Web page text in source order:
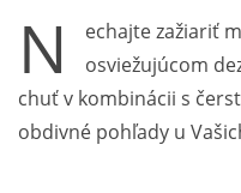
N
echajte zažiariť
osviežujúcom
chuť v kombinácii s
obdivné pohľady u